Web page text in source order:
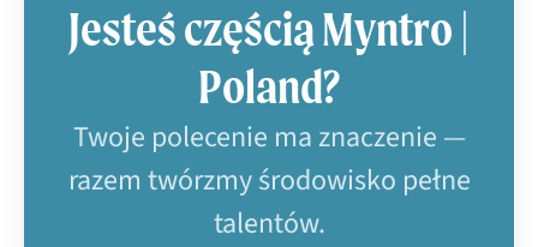
Jesteś częścią Myntro |
Poland?
Twoje polecenie ma znaczenie —
razem twórzmy środowisko pełne
talentów.